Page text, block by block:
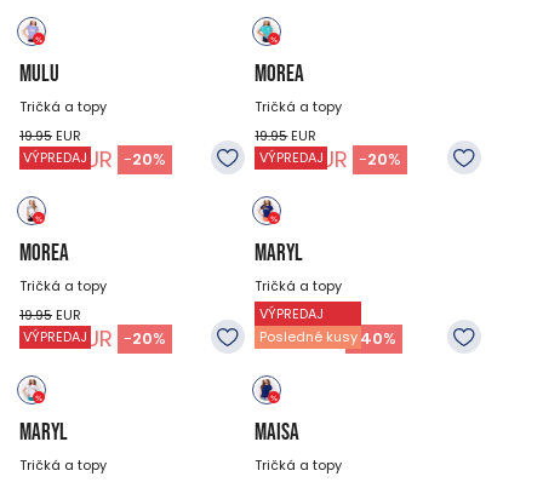
MULU
Tričká a topy
19.95 EUR
15.95EUR -20%
MOREA
Tričká a topy
19.95EUR
15.95EUR -20%
VÝPREDAJ
MOREA
Tričká a topy
19.95 EUR
15.95EUR -20%
VÝPREDAJ
MARYL
Tričká a topy
19.95EUR
11.95EUR -40%
VÝPREDAJ
MARYL
Tričká a topy
VÝPREDAJ
Posledné kusy
MAISA
Tričká a topy